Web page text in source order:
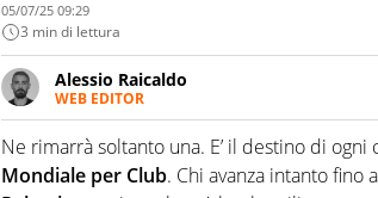
05/07/25 09:29
3 min di lettura
Alessio Raicaldo
WEB EDITOR
Un figlio che si chiama Diego e la tesi
quale filo conduttore irrinunciabile tra
indaga, approfondisce e scandaglia
Ne rimarrà soltanto una. E’ il destino di
Mondiale per Club. Chi avanza intanto fino